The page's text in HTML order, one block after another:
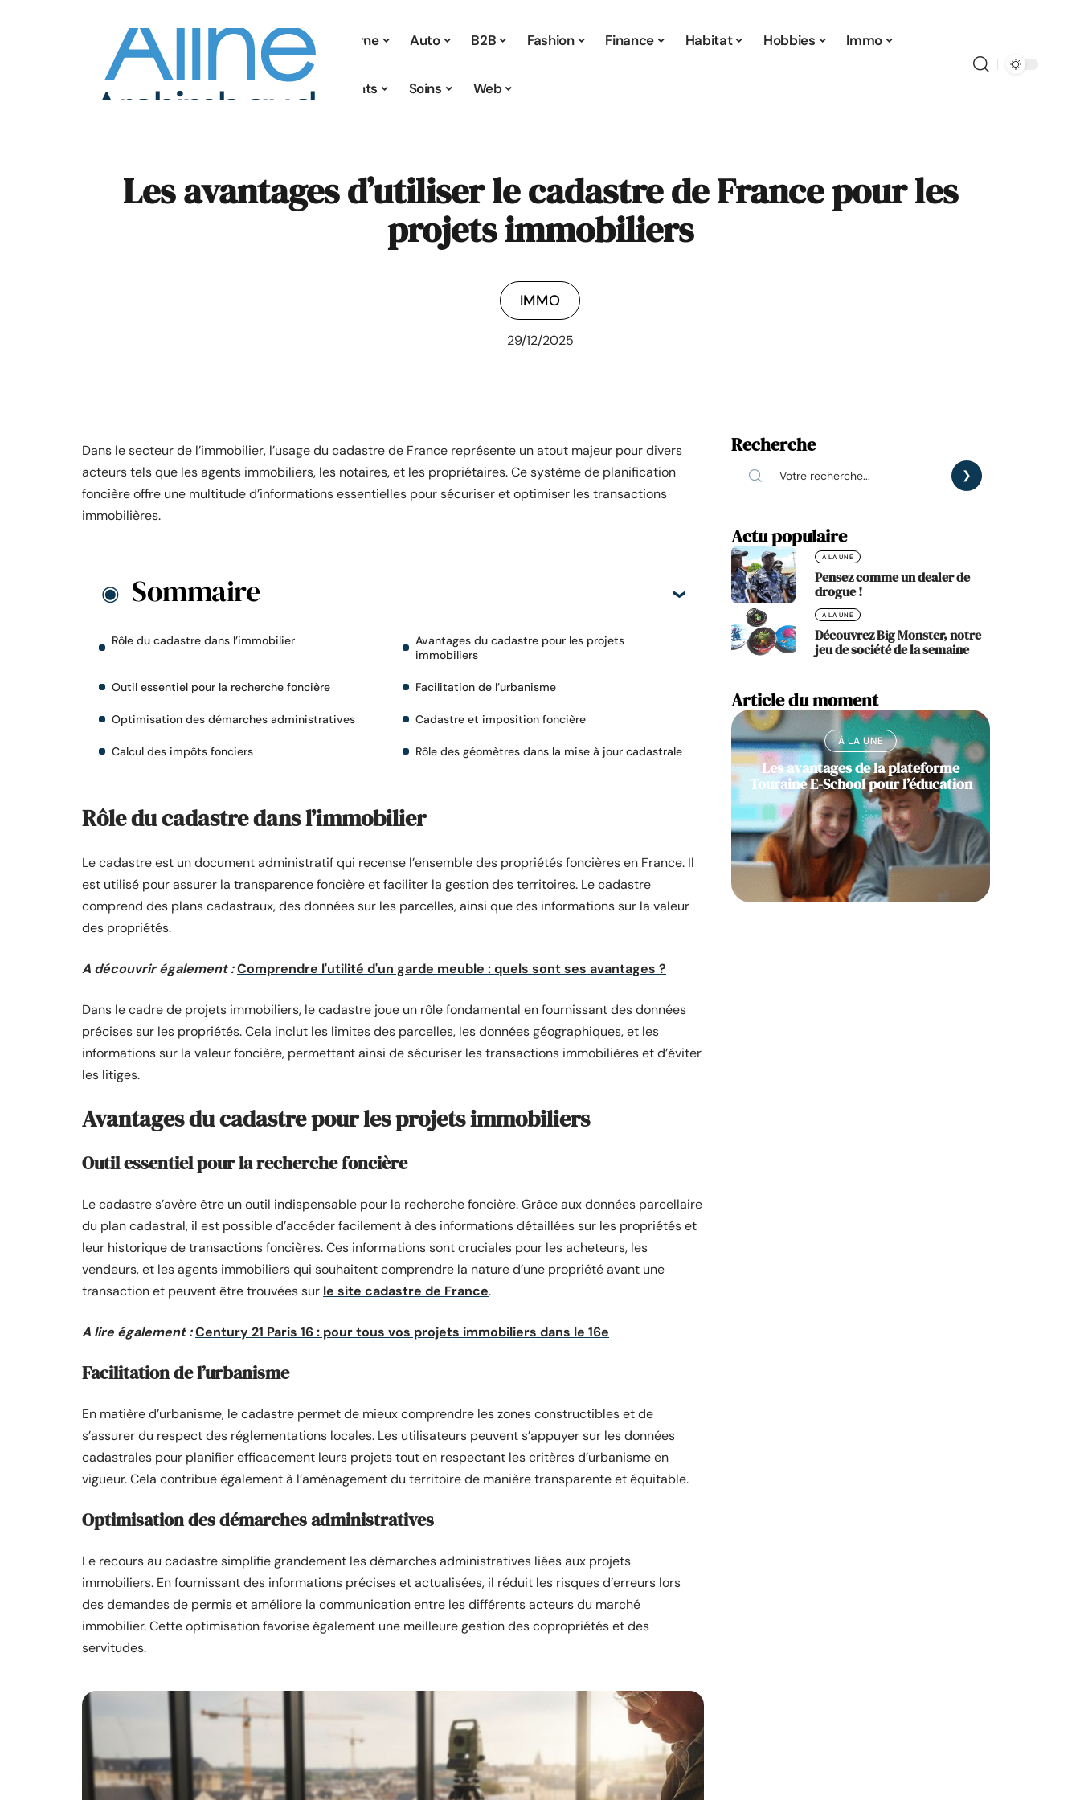
À la une Auto B2B Fashion Finance Habitat Hobbies Immo
Parents Soins Web
Les avantages d’utiliser le cadastre de France pour les
projets immobiliers
IMMO
29/12/2025
Dans le secteur de l’immobilier, l’usage du cadastre de France représente un atout majeur pour divers
acteurs tels que les agents immobiliers, les notaires, et les propriétaires. Ce système de planification
foncière offre une multitude d’informations essentielles pour sécuriser et optimiser les transactions
immobilières.
Sommaire
Rôle du cadastre dans l’immobilier
Avantages du cadastre pour les projets
immobiliers
Outil essentiel pour la recherche foncière Facilitation de l’urbanisme
Optimisation des démarches administratives Cadastre et imposition foncière
Calcul des impôts fonciers Rôle des géomètres dans la mise à jour cadastrale
Rôle du cadastre dans l’immobilier
Le cadastre est un document administratif qui recense l’ensemble des propriétés foncières en France. Il
est utilisé pour assurer la transparence foncière et faciliter la gestion des territoires. Le cadastre
comprend des plans cadastraux, des données sur les parcelles, ainsi que des informations sur la valeur
des propriétés.
A découvrir également :Comprendre l'utilité d'un garde meuble : quels sont ses avantages ?
Dans le cadre de projets immobiliers, le cadastre joue un rôle fondamental en fournissant des données
précises sur les propriétés. Cela inclut les limites des parcelles, les données géographiques, et les
informations sur la valeur foncière, permettant ainsi de sécuriser les transactions immobilières et d’éviter
les litiges.
Avantages du cadastre pour les projets immobiliers
Outil essentiel pour la recherche foncière
Le cadastre s’avère être un outil indispensable pour la recherche foncière. Grâce aux données parcellaire
du plan cadastral, il est possible d’accéder facilement à des informations détaillées sur les propriétés et
leur historique de transactions foncières. Ces informations sont cruciales pour les acheteurs, les
vendeurs, et les agents immobiliers qui souhaitent comprendre la nature d’une propriété avant une
transaction et peuvent être trouvées sur le site cadastre de France.
A lire également :Century 21 Paris 16 : pour tous vos projets immobiliers dans le 16e
Facilitation de l’urbanisme
En matière d’urbanisme, le cadastre permet de mieux comprendre les zones constructibles et de
s’assurer du respect des réglementations locales. Les utilisateurs peuvent s’appuyer sur les données
cadastrales pour planifier efficacement leurs projets tout en respectant les critères d’urbanisme en
vigueur. Cela contribue également à l’aménagement du territoire de manière transparente et équitable.
Optimisation des démarches administratives
Le recours au cadastre simplifie grandement les démarches administratives liées aux projets
immobiliers. En fournissant des informations précises et actualisées, il réduit les risques d’erreurs lors
des demandes de permis et améliore la communication entre les différents acteurs du marché
immobilier. Cette optimisation favorise également une meilleure gestion des copropriétés et des
servitudes.
Recherche
Actu populaire
À LA UNE
Pensez comme un dealer de
drogue !
À LA UNE
Découvrez Big Monster, notre
jeu de société de la semaine
Article du moment
À LA UNE
Les avantages de la plateforme
Touraine E-School pour l’éducation